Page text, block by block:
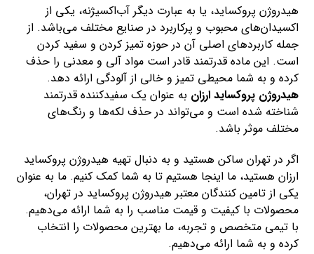
هیدروژن پروکساید، یا به عبارت دیگر آب‌اکسیژنه، یکی از
اکسیدان‌های محبوب و پرکاربرد در صنایع مختلف می‌باشد. از
جمله کاربردهای اصلی آن در حوزه تمیز کردن و سفید کردن
است. این ماده قدرتمند قادر است مواد آلی و معدنی را حذف
کرده و به شما محیطی تمیز و خالی از آلودگی ارائه دهد.
هیدروژن پروکساید ارزان به عنوان یک سفیدکننده قدرتمند
شناخته شده است و می‌تواند در حذف لکه‌ها و رنگ‌های
مختلف موثر باشد.
اگر در تهران ساکن هستید و به دنبال تهیه هیدروژن پروکساید
ارزان هستید، ما اینجا هستیم تا به شما کمک کنیم. ما به عنوان
یکی از تامین کنندگان معتبر هیدروژن پروکساید در تهران،
محصولات با کیفیت و قیمت مناسب را به شما ارائه می‌دهیم.
با تیمی متخصص و تجربه، ما بهترین محصولات را انتخاب
کرده و به شما ارائه می‌دهیم.